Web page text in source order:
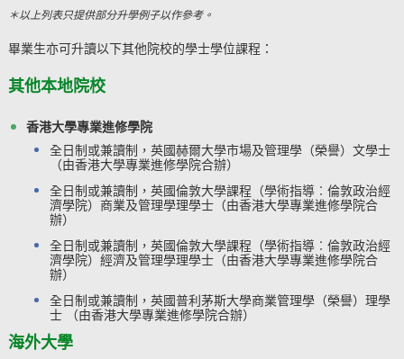
＊以上列表只提供部分升學例子以作參考。
畢業生亦可升讀以下其他院校的學士學位課程：
其他本地院校
香港大學專業進修學院
全日制或兼讀制，英國赫爾大學市場及管理學（榮譽）文學士
（由香港大學專業進修學院合辦）
全日制或兼讀制，英國倫敦大學課程（學術指導︰倫敦政治經
濟學院）商業及管理學理學士（由香港大學專業進修學院合
辦）
全日制或兼讀制，英國倫敦大學課程（學術指導︰倫敦政治經
濟學院）經濟及管理學理學士（由香港大學專業進修學院合
辦）
全日制或兼讀制，英國普利茅斯大學商業管理學（榮譽）理學
士 （由香港大學專業進修學院合辦）
​海外大學